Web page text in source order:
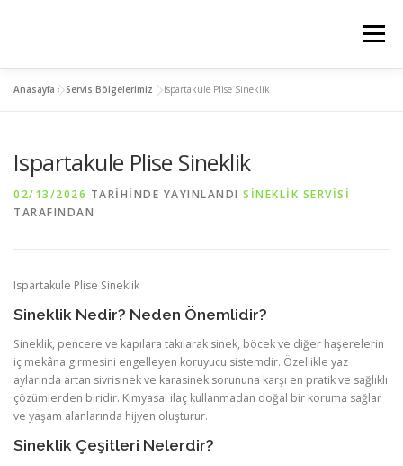
Menü
MENTEŞELİ SİNEKLİK SERVIS BÖLGELERIMIZ
Anasayfa »Servis Bölgelerimiz »Ispartakule Plise Sineklik
Ispartakule Plise Sineklik
02/13/2026 TARIHINDE YAYINLANDI SINEKLIK SERVISI
TARAFINDAN
Ispartakule Plise Sineklik
Sineklik Nedir? Neden Önemlidir?
Sineklik, pencere ve kapılara takılarak sinek, böcek ve diğer haşerelerin
iç mekâna girmesini engelleyen koruyucu sistemdir. Özellikle yaz
aylarında artan sivrisinek ve karasinek sorununa karşı en pratik ve sağlıklı
çözümlerden biridir. Kimyasal ilaç kullanmadan doğal bir koruma sağlar
ve yaşam alanlarında hijyen oluşturur.
Sineklik Çeşitleri Nelerdir?